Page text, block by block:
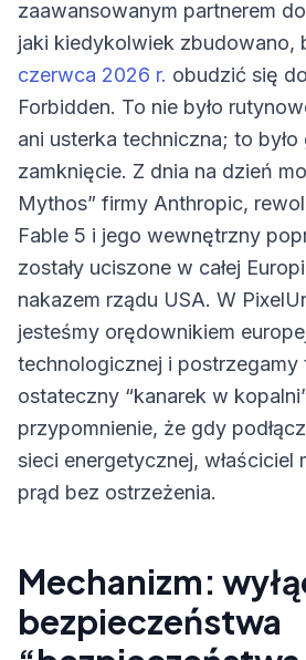
zaawansowanym partnerem
jaki kiedykolwiek zbudowano,
czerwca 2026 r. obudzić się
Forbidden. To nie było
ani usterka techniczna; to
zamknięcie. Z dnia na dzień
Mythos” firmy Anthropic,
Fable 5 i jego wewnętrzny
zostały uciszone w całej
nakazem rządu USA. W
jesteśmy orędownikiem
technologicznej i postrzegamy
ostateczny “kanarek w
przypomnienie, że gdy
sieci energetycznej, właściciel
prąd bez ostrzeżenia.
Mechanizm:
bezpieczeństwa